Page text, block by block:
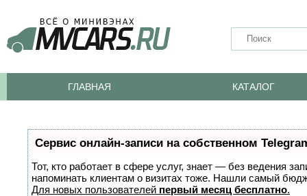
ГЛАВНАЯ КАТАЛОГ
Сервис онлайн-записи на собственном
Тот, кто работает в сфере услуг, знает — без ведения
напоминать клиентам о визитах тоже. Нашли самый
Для новых пользователей первый месяц бесплатно.